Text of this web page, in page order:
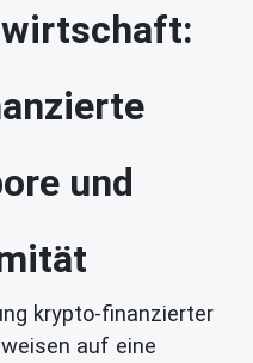
und
krypto-finanzierter
auf eine